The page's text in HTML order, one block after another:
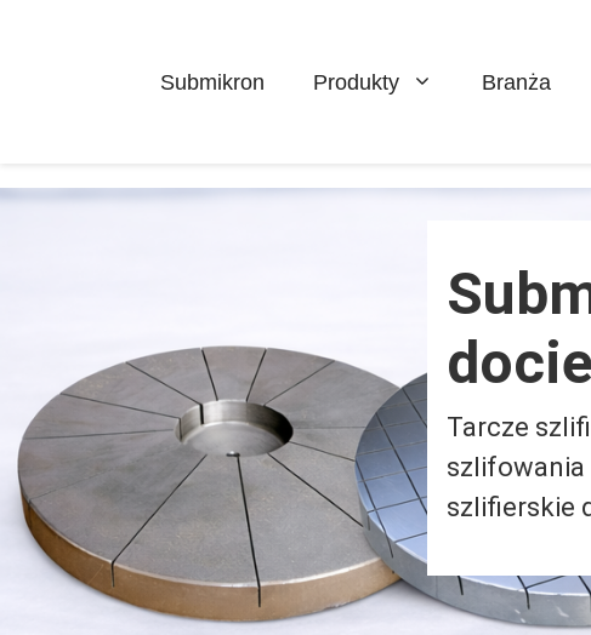
Submikron Produkty Branża
Tarcze
szlifowania
szlifierskie